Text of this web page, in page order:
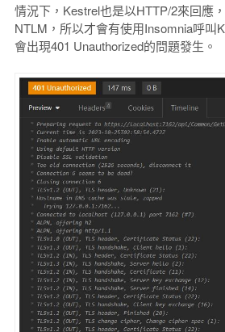
情況下，Kestrel也是以HTTP/2來回應
NTLM，所以才會有使用Insomnia呼叫
會出現401 Unauthorized的問題發生。